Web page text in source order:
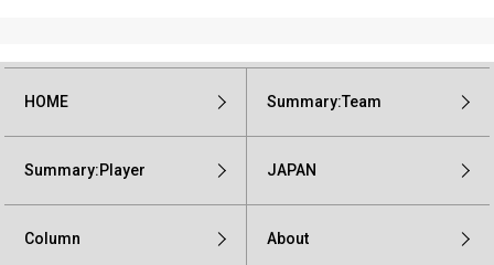
HOME Summary:Team
Summary:Player JAPAN
Column About